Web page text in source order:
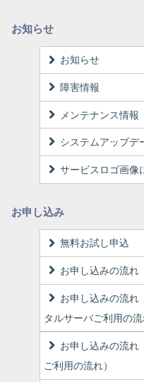
お知らせ
お知らせ
障害情報
メンテナンス情報
システムアップデ
サービスロゴ画像
お申し込み
無料お試し申込
お申し込みの流れ
お申し込みの流れ
タルサーバご利用の流
お申し込みの流れ
ご利用の流れ）